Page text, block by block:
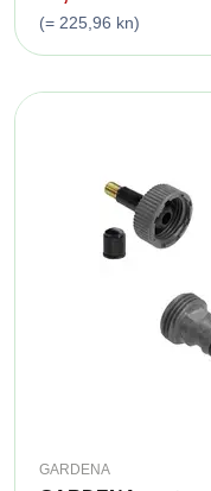
(= 225,96 kn)
GARDENA